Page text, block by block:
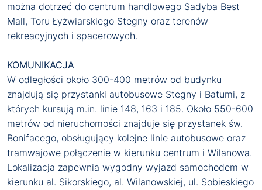
można dotrzeć do centrum handlowego Sadyba Best
Mall, Toru Łyżwiarskiego Stegny oraz terenów
rekreacyjnych i spacerowych.
KOMUNIKACJA
W odległości około 300-400 metrów od budynku
znajdują się przystanki autobusowe Stegny i Batumi, z
których kursują m.in. linie 148, 163 i 185. Około 550-600
metrów od nieruchomości znajduje się przystanek św.
Bonifacego, obsługujący kolejne linie autobusowe oraz
tramwajowe połączenie w kierunku centrum i Wilanowa.
Lokalizacja zapewnia wygodny wyjazd samochodem w
kierunku al. Sikorskiego, al. Wilanowskiej, ul. Sobieskiego